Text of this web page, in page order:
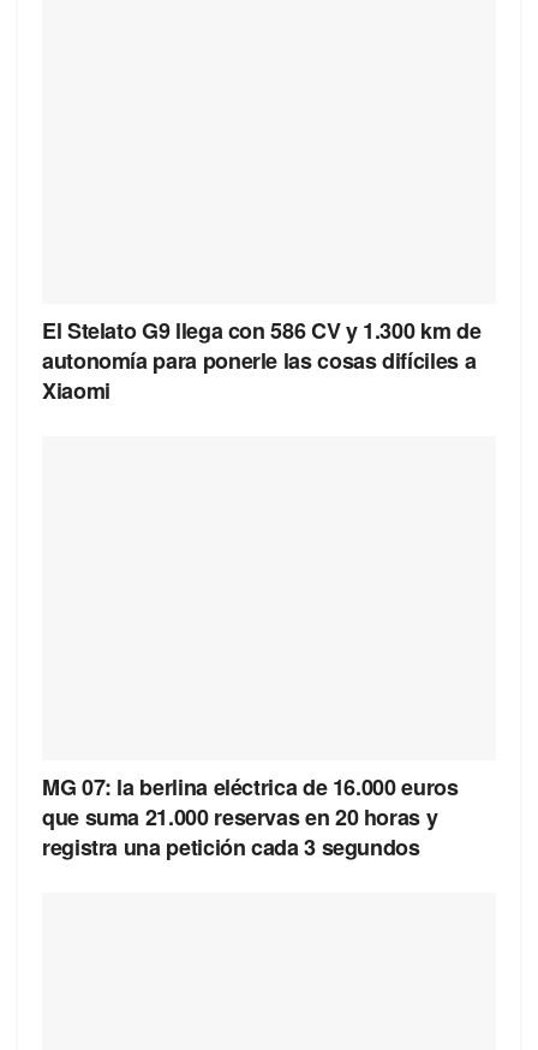
El Stelato G9 llega con 586 CV y 1.300 km de
autonomía para ponerle las cosas difíciles a
Xiaomi
MG 07: la berlina eléctrica de 16.000 euros
que suma 21.000 reservas en 20 horas y
registra una petición cada 3 segundos